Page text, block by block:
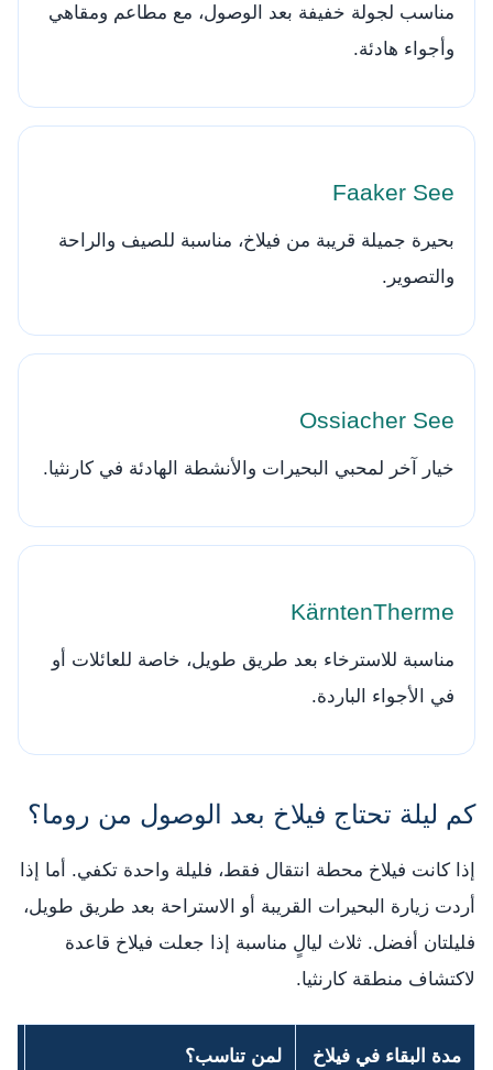
مناسب لجولة خفيفة بعد الوصول، مع مطاعم ومقاهي
وأجواء هادئة.
Faaker See
بحيرة جميلة قريبة من فيلاخ، مناسبة للصيف والراحة
والتصوير.
Ossiacher See
خيار آخر لمحبي البحيرات والأنشطة الهادئة في كارنثيا.
KärntenTherme
مناسبة للاسترخاء بعد طريق طويل، خاصة للعائلات أو
في الأجواء الباردة.
كم ليلة تحتاج فيلاخ بعد الوصول من روما؟
إذا كانت فيلاخ محطة انتقال فقط، فليلة واحدة تكفي. أما إذا
أردت زيارة البحيرات القريبة أو الاستراحة بعد طريق طويل،
فليلتان أفضل. ثلاث ليالٍ مناسبة إذا جعلت فيلاخ قاعدة
لاكتشاف منطقة كارنثيا.
مدة البقاء في فيلاخ لمن تناسب؟